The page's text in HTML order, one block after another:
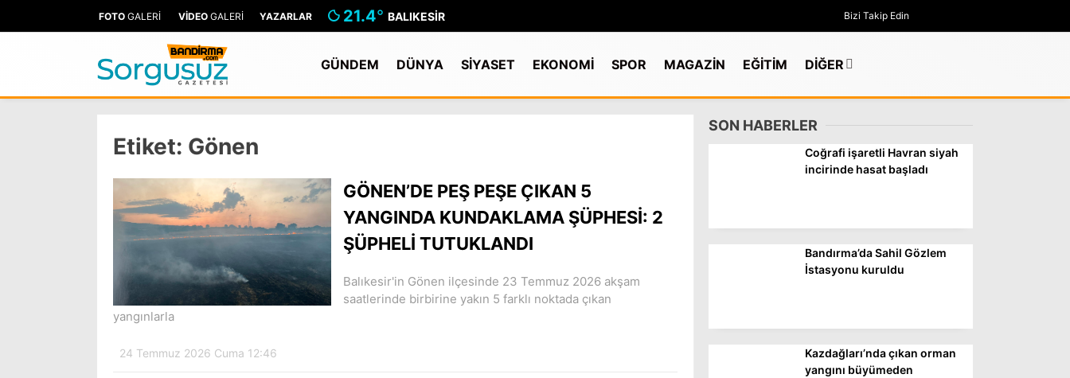
GÜNDEM
DÜNYA
FOTO GALERİ VİDEO GALERİ YAZARLAR 21.4° BALIKESIR Bizi Takip Edin
GÜNDEM DÜNYA SİYASET EKONOMİ SPOR MAGAZİN EĞİTİM DİĞER
Etiket: Gönen
GÖNEN’DE PEŞ PEŞE ÇIKAN 5
YANGINDA KUNDAKLAMA ŞÜPHESİ: 2
ŞÜPHELİ TUTUKLANDI
Balıkesir'in Gönen ilçesinde 23 Temmuz 2026 akşam
saatlerinde birbirine yakın 5 farklı noktada çıkan
yangınlarla
24 Temmuz 2026 Cuma 12:46
SON HABERLER
Coğrafi işaretli Havran siyah
incirinde hasat başladı
Bandırma’da Sahil Gözlem
İstasyonu kuruldu
Kazdağları’nda çıkan orman
yangını büyümeden